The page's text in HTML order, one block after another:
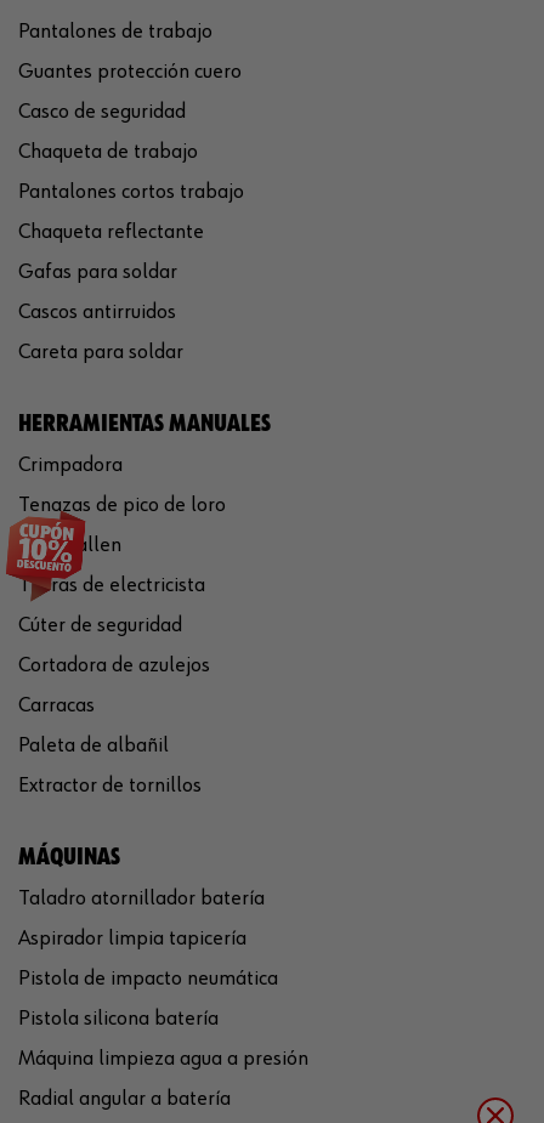
Pantalones de trabajo
Guantes protección cuero
Casco de seguridad
Chaqueta de trabajo
Pantalones cortos trabajo
Chaqueta reflectante
Gafas para soldar
Cascos antirruidos
Careta para soldar
HERRAMIENTAS MANUALES
Crimpadora
Tenazas de pico de loro
Llaves allen
Tijeras de electricista
Cúter de seguridad
Cortadora de azulejos
Carracas
Paleta de albañil
Extractor de tornillos
MÁQUINAS
Taladro atornillador batería
Aspirador limpia tapicería
Pistola de impacto neumática
Pistola silicona batería
Máquina limpieza agua a presión
Radial angular a batería